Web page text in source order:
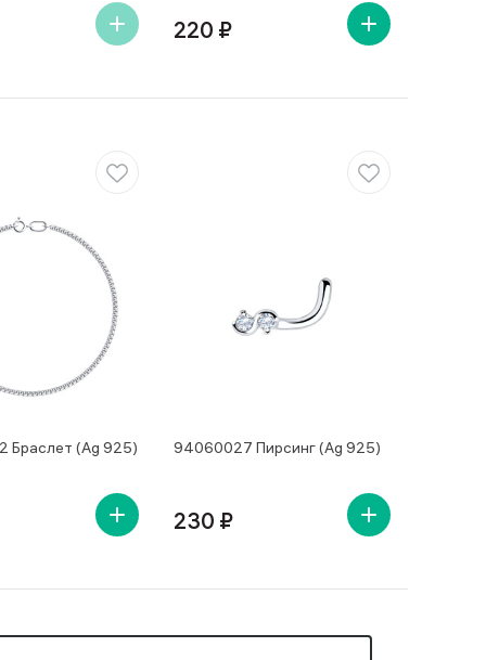
220 ₽
Браслет (Ag 925) 94060027 Пирсинг (Ag 925)
230 ₽